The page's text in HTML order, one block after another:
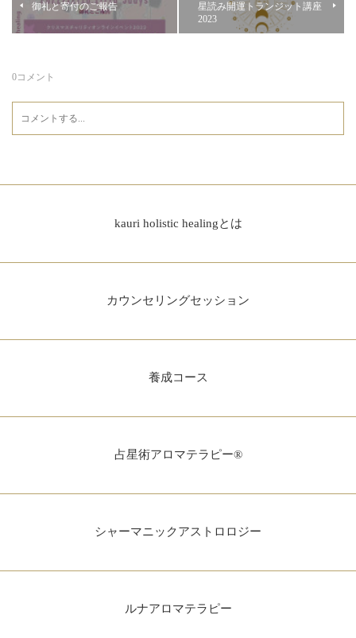
御礼と寄付のご報告
星読み開運トランジット講座
2023
0コメント
kauri holistic healingとは
カウンセリングセッション
養成コース
占星術アロマテラピー®
シャーマニックアストロロジー
ルナアロマテラピー